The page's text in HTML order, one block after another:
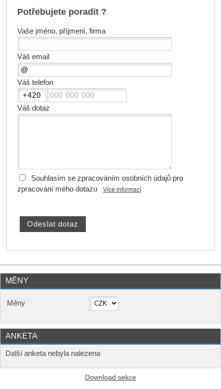
Potřebujete poradit ?
Vaše jméno, příjmení, firma
Váš email
Váš telefon
Váš dotaz
Souhlasím se zpracováním osobních údajů pro
zpracování mého dotazu
Více informací
MĚNY
Měny
ANKETA
Další anketa nebyla nalezena
Download sekce